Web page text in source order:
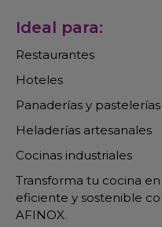
Ideal para:
Restaurantes
Hoteles
Panaderías y pastelerías
Heladerías artesanales
Cocinas industriales
Transforma tu cocina
eficiente y sostenible
AFINOX.